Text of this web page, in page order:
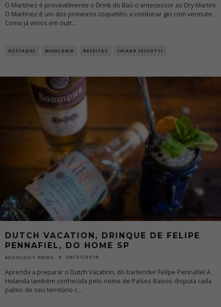
O Martinez é provavelmente o Drink do Baú o antecessor ao Dry Martini
O Martinez é um dos primeiros coquetéis a combinar gin com vermute.
Como já vimos em outr...
DESTAQUE MIXOLOGIA RECEITAS THIAGO CECCOTTI
DUTCH VACATION, DRINQUE DE FELIPE
PENNAFIEL, DO HOME SP
MIXOLOGY NEWS 28/01/2018
Aprenda a preparar o Dutch Vacation, do bartender Felipe Pennafiel A
Holanda também conhecida pelo nome de Países Baixos disputa cada
palmo de seu território c...